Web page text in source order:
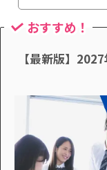
おすすめ！
【最新版】